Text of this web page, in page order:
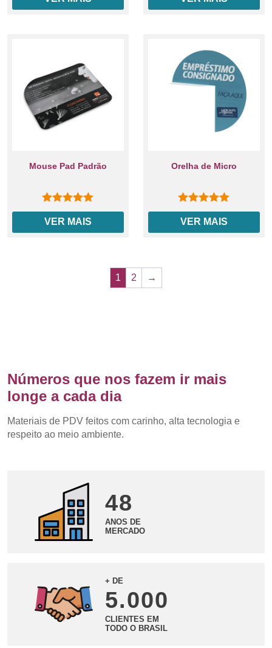
Mouse Pad Padrão
0out of 5
VER MAIS
Orelha de Micro
0out of 5
VER MAIS
1 2 →
Números que nos fazem ir mais
longe a cada dia
Materiais de PDV feitos com carinho, alta tecnologia e
respeito ao meio ambiente.
48
ANOS DE
MERCADO
+ DE
5.000
CLIENTES EM
TODO O BRASIL